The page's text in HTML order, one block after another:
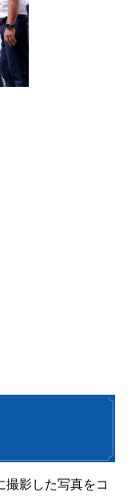
撮影した写真をコ